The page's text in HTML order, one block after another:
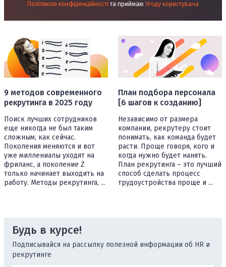
Політикою конфіденційності та приймаю Угоду користувача
9 методов современного
рекрутинга в 2025 году
Поиск лучших сотрудников
еще никогда не был таким
сложным, как сейчас.
Поколения меняются и вот
уже миллениалы уходят на
фриланс, а поколение Z
только начинает выходить на
работу. Методы рекрутинга, ...
План подбора персонала
[6 шагов к созданию]
Независимо от размера
компании, рекрутеру стоит
понимать, как команда будет
расти. Проще говоря, кого и
когда нужно будет нанять.
План рекрутинга – это лучший
способ сделать процесс
трудоустройства проще и ...
Будь в курсе!
Подписывайся на рассылку полезной информации об HR и
рекрутинге